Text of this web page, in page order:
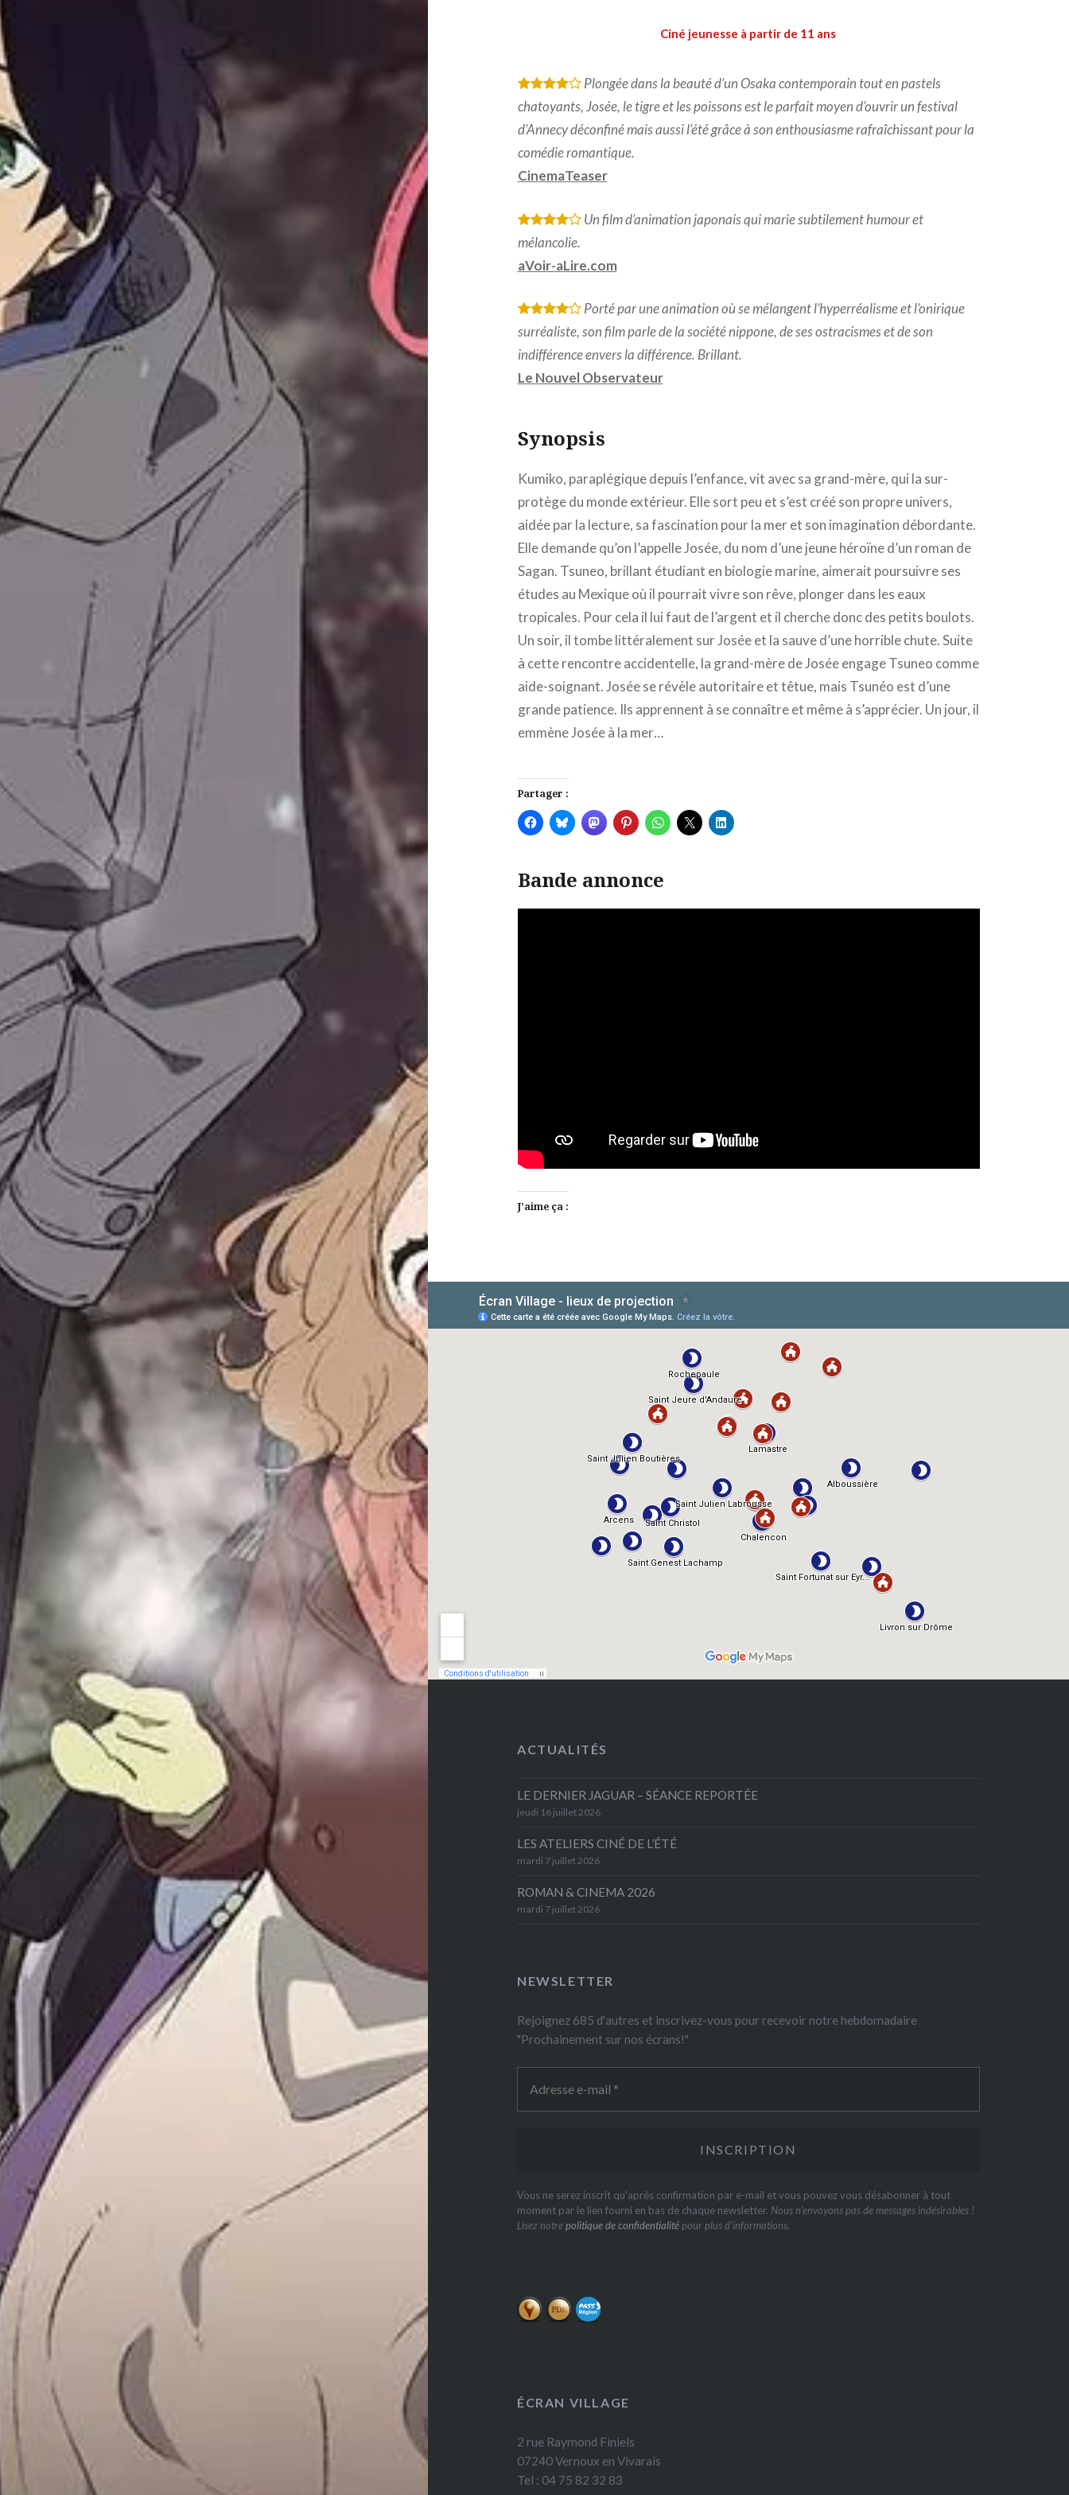
Ciné jeunesse à partir de 11 ans
* * * *
Plongée dans la beauté d’un Osaka contemporain tout en pastels
chatoyants, Josée, le tigre et les poissons est le parfait moyen d’ouvrir un festival
d’Annecy déconfiné mais aussi l’été grâce à son enthousiasme rafraîchissant pour la
comédie romantique.
CinemaTeaser
* * * *
Un film d’animation japonais qui marie subtilement humour et
mélancolie.
aVoir-aLire.com
* * * *
Porté par une animation où se mélangent l’hyperréalisme et l’onirique
surréaliste, son film parle de la société nippone, de ses ostracismes et de son
indifférence envers la différence. Brillant.
Le Nouvel Observateur
Synopsis
Kumiko, paraplégique depuis l’enfance, vit avec sa grand-mère, qui la sur-
protège du monde extérieur. Elle sort peu et s’est créé son propre univers,
aidée par la lecture, sa fascination pour la mer et son imagination débordante.
Elle demande qu’on l’appelle Josée, du nom d’une jeune héroïne d’un roman de
Sagan. Tsuneo, brillant étudiant en biologie marine, aimerait poursuivre ses
études au Mexique où il pourrait vivre son rêve, plonger dans les eaux
tropicales. Pour cela il lui faut de l’argent et il cherche donc des petits boulots.
Un soir, il tombe littéralement sur Josée et la sauve d’une horrible chute. Suite
à cette rencontre accidentelle, la grand-mère de Josée engage Tsuneo comme
aide-soignant. Josée se révèle autoritaire et têtue, mais Tsunéo est d’une
grande patience. Ils apprennent à se connaître et même à s’apprécier. Un jour, il
emmène Josée à la mer…
Partager :
Bande annonce
J’aime ça :
AlloCiné
ACTUALITÉS
LE DERNIER JAGUAR – SÉANCE REPORTÉE
jeudi 16 juillet 2026
LES ATELIERS CINÉ DE L’ÉTÉ
mardi 7 juillet 2026
ROMAN & CINEMA 2026
mardi 7 juillet 2026
NEWSLETTER
Rejoignez 685 d'autres et inscrivez-vous pour recevoir notre hebdomadaire
"Prochainement sur nos écrans!"
Vous ne serez inscrit qu'après confirmation par e-mail et vous pouvez vous désabonner à tout
moment par le lien fourni en bas de chaque newsletter. Nous n’envoyons pas de messages indésirables !
Lisez notrepolitique de confidentialitépour plus d’informations.
ÉCRAN VILLAGE
2 rue Raymond Finiels
07240 Vernoux en Vivarais
Tel : 04 75 82 32 83